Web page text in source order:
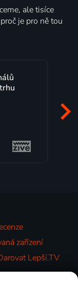
ale tisíce
je pro ně tou
let s
Velký výběr
k TV na
zařízení
Lepší.TV